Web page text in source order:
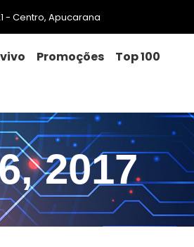
- Centro, Apucarana
Promoções
Top 100
2017